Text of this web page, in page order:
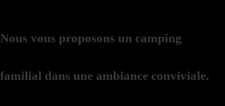
Nous vous proposons un camping
familial dans une ambiance conviviale.